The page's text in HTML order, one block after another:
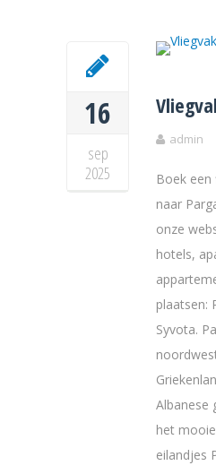
16
sep
2025
admin
Boek een
naar
onze
hotels,
plaatsen:
Syvota.
Albanese
het
eilandjes